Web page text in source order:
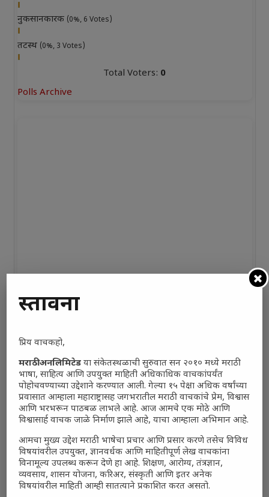
नुकसानकारक (0%, 6 Votes)
तटस्थ (0%, 3 Votes)
Total Voters: 0
Polls Archive
प्रस्तावना
प्रिय वाचकहो,
मराठी अनलिमिटेड या संकेतस्थळाची सुरुवात सन २०१० मध्ये मराठी
भाषा, साहित्य आणि उपयुक्त माहिती अधिकाधिक वाचकांपर्यंत
पोहोचवण्याच्या उद्देशाने करण्यात आली. गेल्या १५ पेक्षा अधिक वर्षांच्या
प्रवासात आम्हाला महाराष्ट्रासह जगभरातील मराठी वाचकांचे प्रेम, विश्वास
आणि भरभरून पाठबळ लाभले आहे. आज आमचे एक मोठे आणि
विश्वासार्ह वाचक जाळे निर्माण झाले आहे, याचा आम्हाला अभिमान आहे.
आमचा मुख्य उद्देश मराठी भाषेचा प्रचार आणि प्रसार करणे तसेच विविध
विषयांवरील उपयुक्त, ज्ञानवर्धक आणि माहितीपूर्ण लेख वाचकांना
विनामूल्य उपलब्ध करून देणे हा आहे. शिक्षण, आरोग्य, तंत्रज्ञान,
व्यवसाय, शासन योजना, करिअर, संस्कृती आणि इतर अनेक
विषयांवरील माहिती आम्ही सातत्याने प्रकाशित करत असतो.